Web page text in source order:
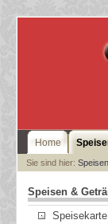
Home
Sie sind hier:
Speisen &
Speisekarte